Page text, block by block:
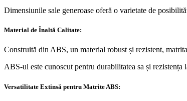
Dimensiunile sale generoase oferă o varietate de
Material de Înaltă Calitate:
Construită din ABS, un material robust și rezistent,
ABS-ul este cunoscut pentru durabilitatea sa și
Versatilitate Extinsă pentru Matrite ABS: